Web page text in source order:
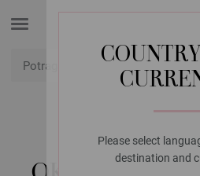
Please select
destination and
LANA